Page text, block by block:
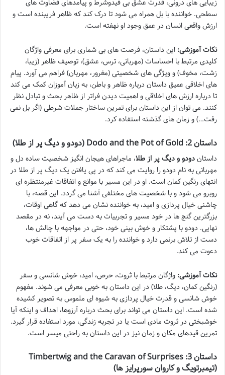
زیبایی های درونی، قدرت عشق بی قیدوشرط و پیامدهای قضاوت های
سطحی. خواننده با بل همراه می شود تا درک کند که ظاهر فریبنده است و
ارزش واقعی انسان در عمق وجود او نهفته است.
نکات آموزشی: این داستان، فرصت های بی شماری برای معرفی واژگان
کلیدی مرتبط با احساسات (مهربانی، ترس، عشق)، توصیف ظاهر (زیبا،
زشت، مخوف) و ویژگی های شخصیتی (مغرور، مهربان) فراهم می آورد. پیام
های اخلاقی عمیق داستان درباره ظاهر و باطن، به زبان آموزان کمک می کند
تا درباره ارزش های اخلاقی و اهمیت دیدن فراتر از ظاهر بحث و تبادل نظر
کنند. می توان از این داستان برای تمرین ساختار جملات شرطی (اگر بل نمی
رفت…) و زمان های گذشته استفاده کرد.
داستان 2: Dodo and the Pot of Gold (دودو و دیگ پر از طلا)
داستاندودو و دیگ پر از طلا، ماجراهای هیجان انگیز شخصیت ساده دل و
مهربانی به نام دودو را روایت می کند که در پی یافتن یک دیگ پر از طلا در
انتهای رنگین کمان است. او در این مسیر با موانع و اتفاقات غیرمنتظره ای
روبرو می شود و با شخصیت های مختلفی آشنا می گردد. این قصه، با
چاشنی خیال پردازی و امید، به خواننده نشان می دهد که گاهی اوقات،
بزرگترین گنج ها در خود مسیر و تجربیات به دست می آیند، نه در مقصد
نهایی. دودو با پشتکار و خوش بینی خود، حتی در مواجهه با چالش ها،
دست از تلاش برنمی دارد و خواننده را به یک سفر پر از اتفاقات خوب
دعوت می کند.
نکات آموزشی: واژگان مرتبط با ثروت، حرص، امید، خوش شانسی و سفر
(رنگین کمان، دیگ، طلا) در این داستان به خوبی معرفی می شوند. مفهوم
خوش شانسی و قدرت خیال پردازی به شیوه ای ملموس به تصویر کشیده
شده است. این داستان می تواند برای بحث درباره آرزوها، اهداف و اینکه آیا
خوشبختی در ثروت مادی است یا در تجربه زندگی، مورد استفاده قرار گیرد.
تمرین قیدهای مکان و زمان نیز در این داستان به راحتی میسر است.
داستان 3: Timbertwig and the Caravan of Surprises
(تیمبرتویگ و کاروان سورپرایز ها)